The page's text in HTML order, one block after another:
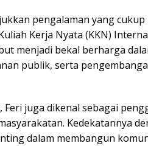
pengalaman yang cukup
Kerja Nyata (KKN)
menjadi bekal berharga
publik, serta
Feri juga dikenal sebagai
Kedekatannya
dalam membangun